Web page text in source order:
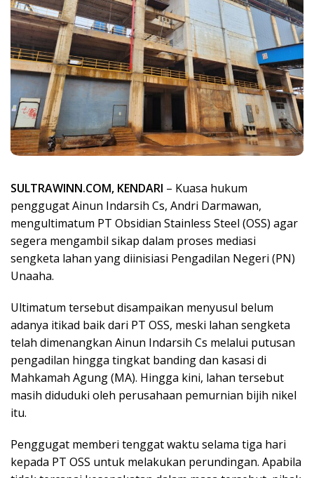
SULTRAWINN.COM, KENDARI – Kuasa hukum
penggugat Ainun Indarsih Cs, Andri Darmawan,
mengultimatum PT Obsidian Stainless Steel (OSS) agar
segera mengambil sikap dalam proses mediasi
sengketa lahan yang diinisiasi Pengadilan Negeri (PN)
Unaaha.
Ultimatum tersebut disampaikan menyusul belum
adanya itikad baik dari PT OSS, meski lahan sengketa
telah dimenangkan Ainun Indarsih Cs melalui putusan
pengadilan hingga tingkat banding dan kasasi di
Mahkamah Agung (MA). Hingga kini, lahan tersebut
masih diduduki oleh perusahaan pemurnian bijih nikel
itu.
Penggugat memberi tenggat waktu selama tiga hari
kepada PT OSS untuk melakukan perundingan. Apabila